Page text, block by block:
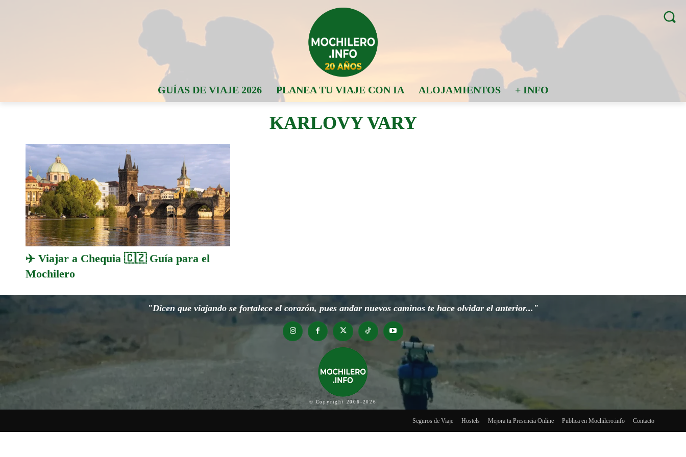
GUÍAS DE VIAJE 2026 PLANEA TU VIAJE CON IA ALOJAMIENTOS + INFO
KARLOVY VARY
✈️ Viajar a Chequia 🇨🇿 Guía para el
Mochilero
"Dicen que viajando se fortalece el corazón, pues andar nuevos caminos te hace olvidar el anterior..."
© Copyright 2006-2026
Seguros de Viaje Hostels Mejora tu Presencia Online Publica en Mochilero.info Contacto